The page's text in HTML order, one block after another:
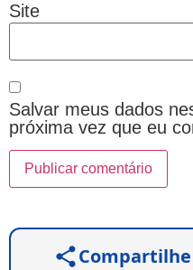
Site
Salvar meus dados
próxima vez que eu
Compartilhe